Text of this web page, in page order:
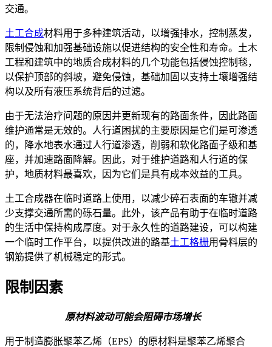
交通。
土工合成材料用于多种建筑活动，以增强排水，控制蒸发，
限制侵蚀和加强基础设施以促进结构的安全性和寿命。土木
工程和建筑中的地质合成材料的几个功能包括侵蚀控制毯，
以保护顶部的斜坡，避免侵蚀，基础加固以支持土壤增强结
构以及所有液压系统背后的过滤。
由于无法治疗问题的原因并更新现有的路面条件，因此路面
维护通常是无效的。人行道困扰的主要原因是它们是可渗透
的，降水地表水通过人行道渗透，削弱和软化路面子级和基
座，并加速路面降解。因此，对于维护道路和人行道的保
护，地质材料最喜欢，因为它们是具有成本效益的工具。
土工合成器在临时道路上使用，以减少碎石表面的车辙并减
少支撑交通所需的砾石量。此外，该产品有助于在临时道路
的生活中保持构成厚度。对于永久性的道路建设，可以构建
一个临时工作平台，以提供改进的路基土工格栅用骨料层的
钢筋提供了机械稳定的形式。
限制因素
原材料波动可能会阻碍市场增长
用于制造膨胀聚苯乙烯（EPS）的原材料是聚苯乙烯聚合